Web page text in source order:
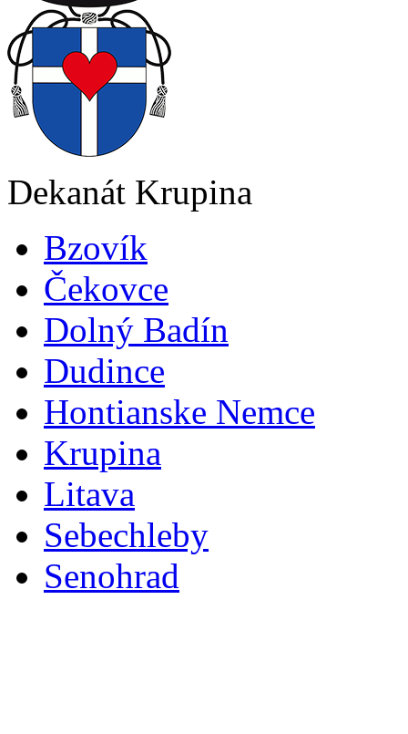
Dekanát Krupina
Bzovík
Čekovce
Dolný Badín
Dudince
Hontianske Nemce
Krupina
Litava
Sebechleby
Senohrad